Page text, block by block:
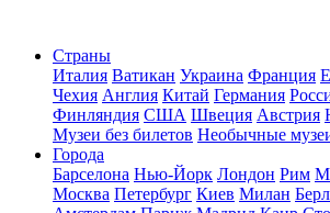
Страны
Италия Ватикан Украина Франция
Чехия Англия Китай Германия
Финляндия США Швеция Австрия
Музеи без билетов Необычные
Города
Барселона Нью-Йорк Лондон Рим
Москва Петербург Киев Милан